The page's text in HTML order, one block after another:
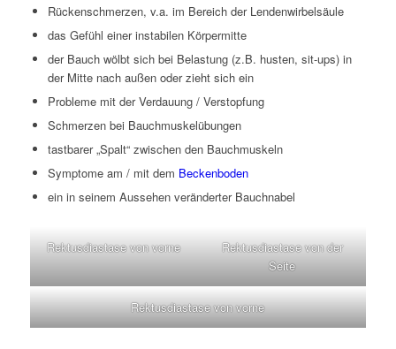
Rückenschmerzen, v.a. im Bereich der Lendenwirbelsäule
das Gefühl einer instabilen Körpermitte
der Bauch wölbt sich bei Belastung (z.B. husten, sit-ups) in
der Mitte nach außen oder zieht sich ein
Probleme mit der Verdauung / Verstopfung
Schmerzen bei Bauchmuskelübungen
tastbarer „Spalt“ zwischen den Bauchmuskeln
Symptome am / mit dem Beckenboden
ein in seinem Aussehen veränderter Bauchnabel
Rektusdiastase von vorne
Rektusdiastase von der
Seite
Rektusdiastase von vorne